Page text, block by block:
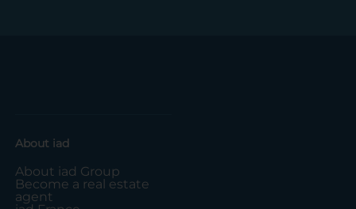
About iad
About iad Group
Become a real estate
agent